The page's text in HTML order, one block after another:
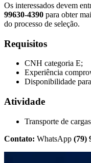
Os interessados devem
99630-4390 para obter
do processo de seleção.
Requisitos
CNH categoria E;
Experiência
Disponibilidade
Atividade
Transporte de
Contato: WhatsApp (79)